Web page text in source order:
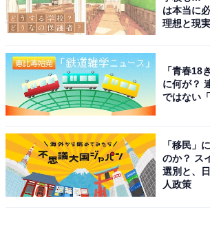
事をこれまで以上にスムーズにお楽し
ぜひお試しください。
は本当に
理想と現実
「青春18
に何が？
ではない
「移民」
のか？ ス
選別と、
人政策